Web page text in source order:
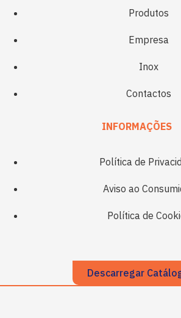
Produtos
Empresa
Inox
Contactos
INFORMAÇÕES
Política de
Aviso ao
Política de
Descarregar